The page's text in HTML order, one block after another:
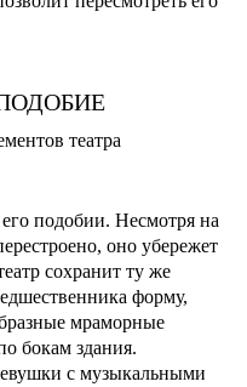
театра
подобии. Несмотря на
оно убережет
сохранит ту же
форму,
мраморные
бокам здания.
с музыкальными